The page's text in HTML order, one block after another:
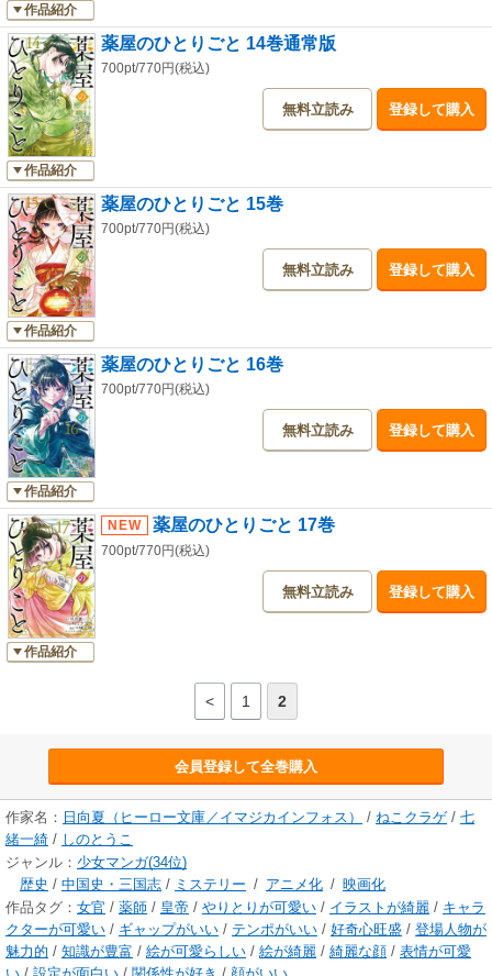
作品紹介
作品紹介
薬屋のひとりごと 14巻通常版
700pt/770円(税込)
無料立読み 登録して購入
作品紹介
薬屋のひとりごと 15巻
700pt/770円(税込)
無料立読み 登録して購入
作品紹介
薬屋のひとりごと 16巻
700pt/770円(税込)
無料立読み 登録して購入
作品紹介
薬屋のひとりごと 17巻
700pt/770円(税込)
無料立読み 登録して購入
< 1 2
会員登録して全巻購入
作家名： 日向夏（ヒーロー文庫／イマジカインフォス） / ねこクラゲ/ 七
緒一綺 / しのとうこ
ジャンル： 少女マンガ(34位)
歴史 / 中国史・三国志 / ミステリー / アニメ化 / 映画化
作品タグ： 女官 / 薬師 / 皇帝 / やりとりが可愛い / イラストが綺麗 / キャラ
クターが可愛い / ギャップがいい / テンポがいい / 好奇心旺盛 / 登場人物が
魅力的 / 知識が豊富 / 絵が可愛らしい / 絵が綺麗 / 綺麗な顔 / 表情が可愛